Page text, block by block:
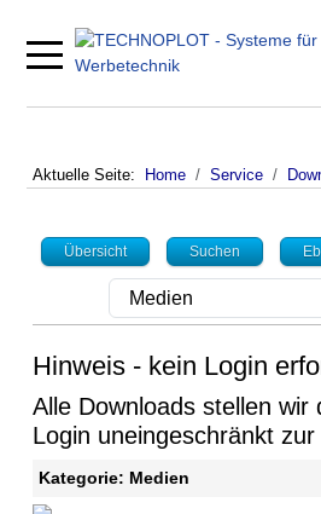
Mobile Menu Toggle
Aktuelle Seite: Home Service
Übersicht Suchen
Hinweis - kein Login
Alle Downloads stellen wir
Login uneingeschränkt zur
Kategorie: Medien